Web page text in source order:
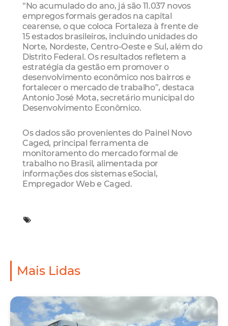
“No acumulado do ano, já são 11.037 novos
empregos formais gerados na capital
cearense, o que coloca Fortaleza à frente de
15 estados brasileiros, incluindo unidades do
Norte, Nordeste, Centro-Oeste e Sul, além do
Distrito Federal. Os resultados refletem a
estratégia da gestão em promover o
desenvolvimento econômico nos bairros e
fortalecer o mercado de trabalho”, destaca
Antonio José Mota, secretário municipal do
Desenvolvimento Econômico.
Os dados são provenientes do Painel Novo
Caged, principal ferramenta de
monitoramento do mercado formal de
trabalho no Brasil, alimentada por
informações dos sistemas eSocial,
Empregador Web e Caged.
Mais Lidas